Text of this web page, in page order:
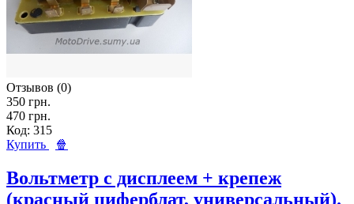
Отзывов (0)
350 грн.
470 грн.
Код: 315
Купить
🍿
Вольтметр с дисплеем + крепеж
(красный циферблат, универсальный).